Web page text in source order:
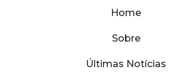
Home
Sobre
Últimas Notícias